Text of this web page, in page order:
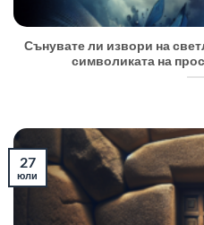
Сънувате ли извори на
символиката на
27
юли